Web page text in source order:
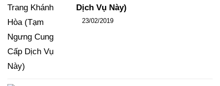
Dịch Vụ Này)
Đăng ngày
23/02/2019